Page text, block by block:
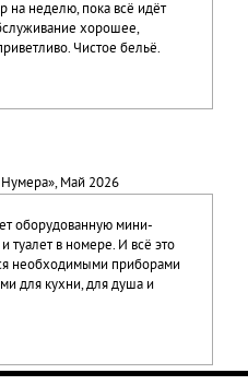
на неделю, пока всё идёт
хорошее,
Чистое бельё.
Нумера», Май 2026
оборудованную мини-
туалет в номере. И всё это
необходимыми приборами
для кухни, для душа и